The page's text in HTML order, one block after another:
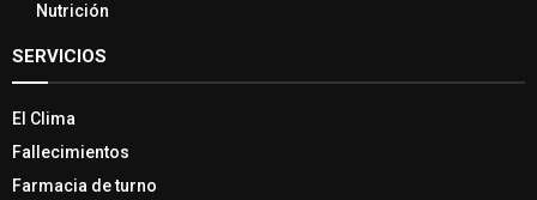
Nutrición
SERVICIOS
El Clima
Fallecimientos
Farmacia de turno